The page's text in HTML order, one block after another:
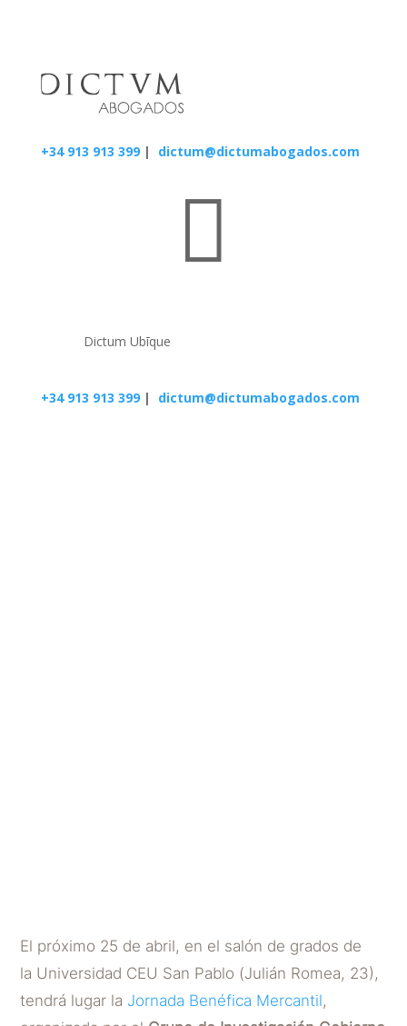
+34 913 913 399| dictum@dictumabogados.com

Dictum Ubīque
+34 913 913 399| dictum@dictumabogados.com
El próximo 25 de abril, en el salón de grados de
la Universidad CEU San Pablo (Julián Romea, 23),
tendrá lugar laJornada Benéfica Mercantil,